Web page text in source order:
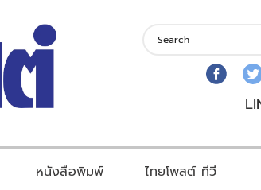
หนังสือพิมพ์ ไทยโพสต์ ทีวี